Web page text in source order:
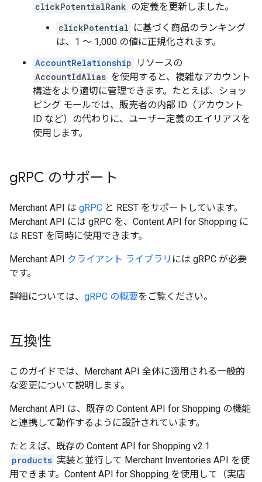
clickPotentialRank の定義を更新しました。
clickPotential に基づく商品のランキング
は、1 ～ 1,000 の値に正規化されます。
AccountRelationship
リソースの
AccountIdAlias を使用すると、複雑なアカウント
構造をより適切に管理できます。たとえば、ショッ
ピング モールでは、販売者の内部 ID（アカウント
ID など）の代わりに、ユーザー定義のエイリアスを
使用します。
gRPC のサポート
Merchant API は gRPC と REST をサポートしています。
Merchant API には gRPC を、Content API for Shopping に
は REST を同時に使用できます。
Merchant API クライアント ライブラリ には gRPC が必要
です。
詳細については、 gRPC の概要をご覧ください。
互換性
このガイドでは、Merchant API 全体に適用される一般的
な変更について説明します。
Merchant API は、既存の Content API for Shopping の機能
と連携して動作するように設計されています。
たとえば、既存の Content API for Shopping v2.1
products 実装と並行して Merchant Inventories API を使
用できます。Content API for Shopping を使用して（実店